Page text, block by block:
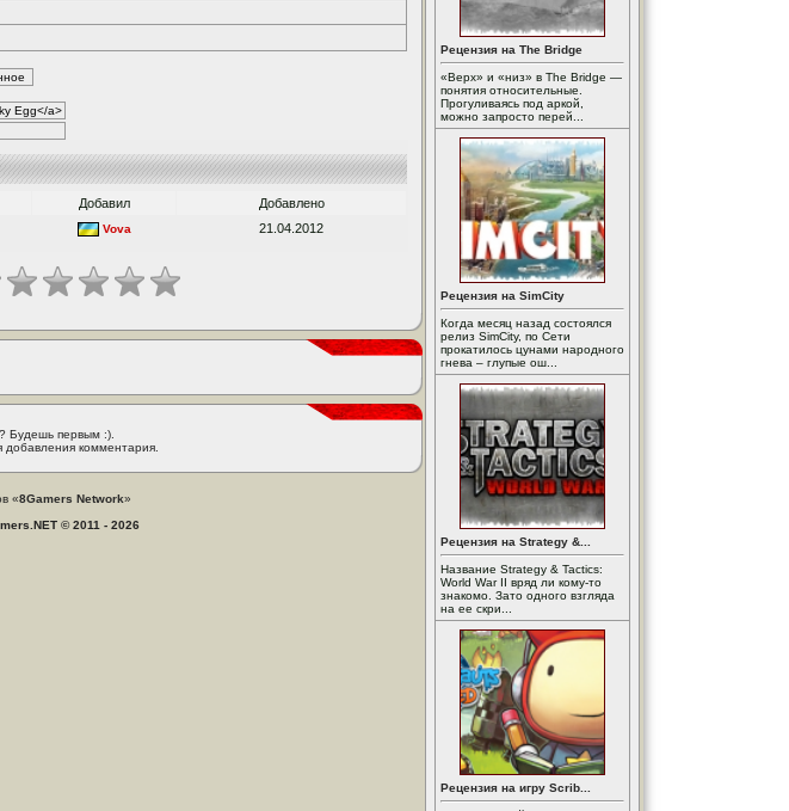
Добавил
Добавлено
Vova 21.04.2012
Будешь первым :).
добавления комментария.
«8Gamers Network»
© 2011 - 2026
Рецензия на The Bridge
«Верх» и «низ» в The Bridge —
понятия относительные.
Прогуливаясь под аркой,
можно запросто перей...
Рецензия на SimCity
Когда месяц назад состоялся
релиз SimCity, по Сети
прокатилось цунами народного
гнева – глупые ош...
Рецензия на Strategy &...
Название Strategy & Tactics:
World War II вряд ли кому-то
знакомо. Зато одного взгляда
на ее скри...
Рецензия на игру Scrib...